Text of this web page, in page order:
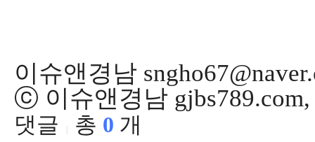
이슈앤경남
ⓒ 이슈앤경남
댓글 총 0 개